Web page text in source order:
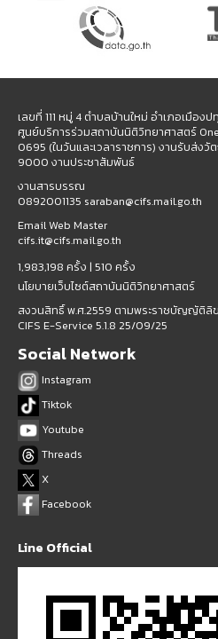
เลขที่ 111 หมู่ 4 ตำบลบ้านใหม่ อำเภอเมือ
ศูนย์บริการร่วมสถาบันนิติวิทยาศาสตร์
0695 (ในวันและเวลาราชการ) งานรับส่ง
9000 งานประชาสัมพันธ์
งานสารบรรณ
0892001135 saraban@cifs.mail.go.th
Email Web Master
cifs.it@cifs.mail.go.th
1,983,198 ครั้ง | 510 ครั้ง
นโยบายเว็บไซต์สถาบันนิติวิทยาศาสตร์
สงวนสิทธิ์ พ.ศ.2559 ตามพระราชบัญญัติลิ
CIFS E-Service 5.1.8 25/09/25
Social Network
Instagram
Tiktok
Youtube
Threads
X
Facebook
Line Official